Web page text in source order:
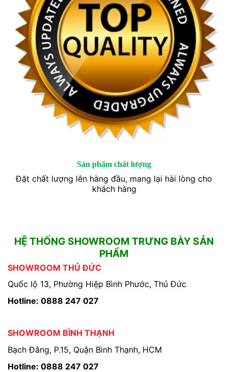
Sản phẩm chất lượng
Đặt chất lượng lên hàng đầu, mang lại hài lòng cho
khách hàng
HỆ THỐNG SHOWROOM TRƯNG BÀY SẢN
PHẨM
SHOWROOM THỦ ĐỨC
Quốc lộ 13, Phường Hiệp Bình Phước, Thủ Đức
Hotline: 0888 247 027
SHOWROOM BÌNH THẠNH
Bạch Đằng, P.15, Quận Bình Thạnh, HCM
Hotline: 0888 247 027